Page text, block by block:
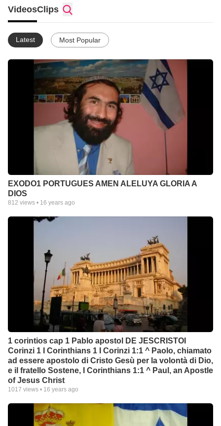
tu corazón que Dios lo levantó de entre los muertos, serás
salvo. Porque con el corazón se cree para ser justificado, pero
con la boca se confiesa para ser salvo.
http://youtube.com/aDOCTORCESA­­­­­­­­RORTIZTV
VideosClips
Latest Most Popular
EXODO1 PORTUGUES AMEN ALELUYA GLORIA A
DIOS
812 views • 16 years ago
1 corintios cap 1 Pablo apostol DE JESCRISTOI
Corinzi 1 I Corinthians 1 I Corinzi 1:1 ^ Paolo, chiamato
ad essere apostolo di Cristo Gesù per la volontà di Dio,
e il fratello Sostene, I Corinthians 1:1 ^ Paul, an Apostle
of Jesus Christ
1017 views • 16 years ago